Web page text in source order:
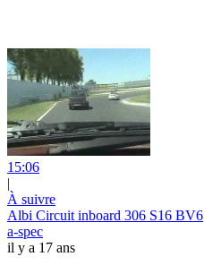
15:06
|
À suivre
Albi Circuit inboard 306 S16 BV6
a-spec
il y a 17 ans